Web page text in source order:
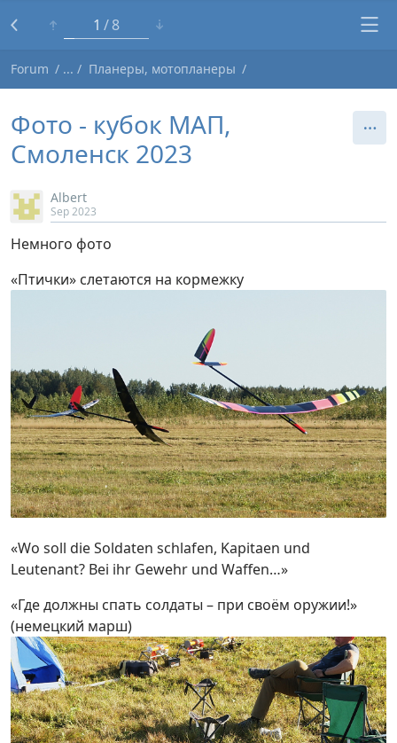
1 8
Forum Планеры, мотопланеры
Фото - кубок МАП,
Смоленск 2023
Albert
Sep 2023
Немного фото
«Птички» слетаются на кормежку
«Wo soll die Soldaten schlafen, Kapitaen und
Leutenant? Bei ihr Gewehr und Waffen…»
«Где должны спать солдаты – при своём оружии!»
(немецкий марш)